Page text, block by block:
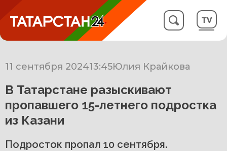
11 сентября 202413:45Юлия Крайкова
В Татарстане разыскивают
пропавшего 15-летнего подростка
из Казани
Подросток пропал 10 сентября.